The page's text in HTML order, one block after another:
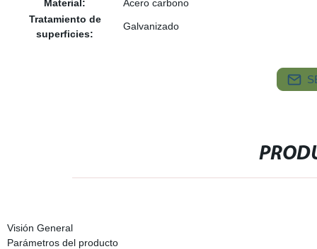
Material:
Acero carbono
Tratamiento de
superficies:
Galvanizado
Visión General
Parámetros del producto